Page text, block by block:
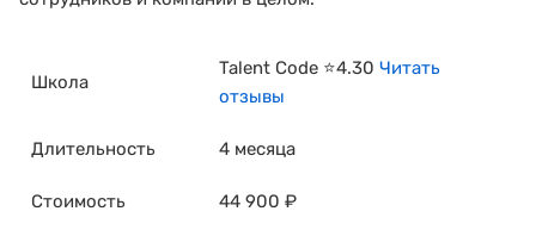
Школа
Talent Code ⭐4.30 Читать
отзывы
Длительность 4 месяца
Стоимость 44 900 ₽